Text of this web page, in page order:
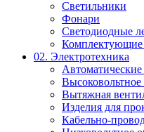
Светильники
Фонари
Светодиодные
Комплектующие
02. Электротехника
Высоковольтное
Вытяжная
Изделия для
Кабельно-